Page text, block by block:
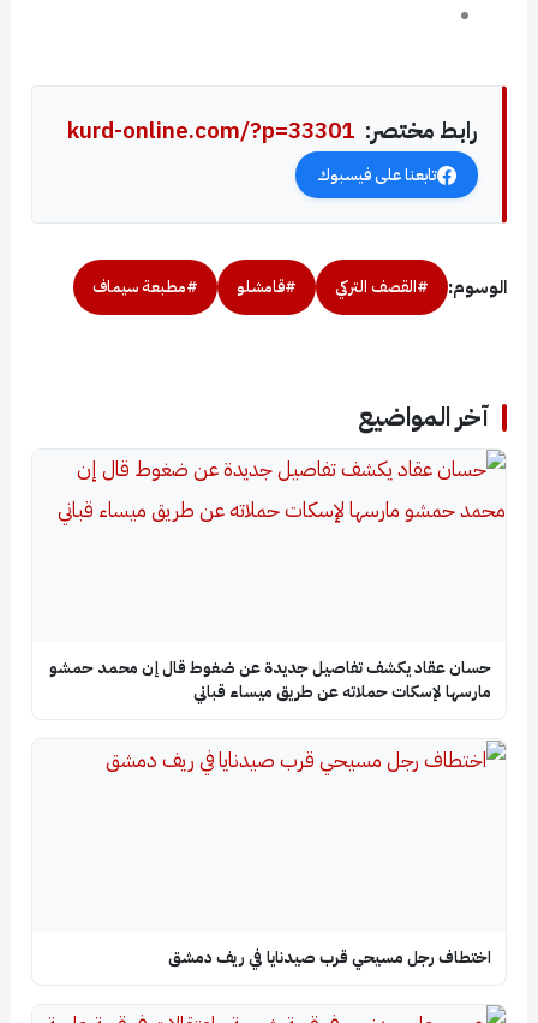
رابط مختصر: kurd-online.com/?p=33301
تابعنا على فيسبوك
الوسوم: #القصف التركي #قامشلو #مطبعة سيماف
آخر المواضيع
حسان عقاد يكشف تفاصيل جديدة عن ضغوط قال إن محمد حمشو
مارسها لإسكات حملاته عن طريق ميساء قباني
اختطاف رجل مسيحي قرب صيدنايا في ريف دمشق